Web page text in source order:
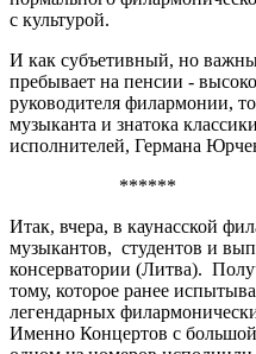
с культурой.
И как субъетивный, но
пребывает на пенсии -
руководителя филармонии,
музыканта и знатока
исполнителей, Германа
******
Итак, вчера, в каунасской
музыкантов, студентов и
консерватории (Литва).
тому, которое ранее
легендарных
Именно Концертов с